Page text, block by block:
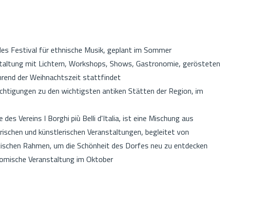
Festival für ethnische Musik, geplant im Sommer
mit Lichtern, Workshops, Shows, Gastronomie, gerösteten
der Weihnachtszeit stattfindet
zu den wichtigsten antiken Stätten der Region, im
Vereins I Borghi più Belli d'Italia, ist eine Mischung aus
und künstlerischen Veranstaltungen, begleitet von
Rahmen, um die Schönheit des Dorfes neu zu entdecken
Veranstaltung im Oktober